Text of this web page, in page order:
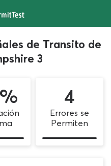
de Transito de
3
4
Errores se
Permiten